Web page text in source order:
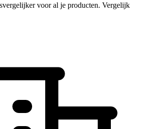
voor al je producten. Vergelijk